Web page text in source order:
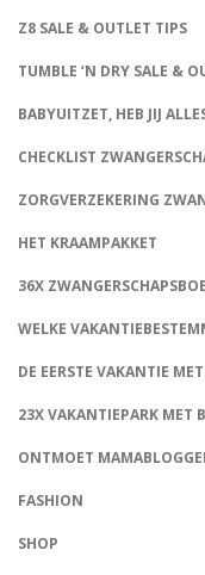
Z8 SALE & OUTLET TIPS
TUMBLE ‘N DRY SALE &
BABYUITZET, HEB JIJ
CHECKLIST
ZORGVERZEKERING
HET KRAAMPAKKET
36X
WELKE
DE EERSTE VAKANTIE
23X VAKANTIEPARK MET
ONTMOET
FASHION
SHOP